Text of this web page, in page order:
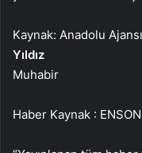
Kaynak: Anadolu
Yıldız
Muhabir
Haber Kaynak :